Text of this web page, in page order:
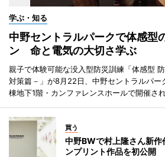
学ぶ・知る
中野セントラルパークで体感型
ン 命と電気の大切さ学ぶ
親子で体験可能な没入型防災訓練「体感型
対策篇－」が8月22日、中野セントラルパー
棟地下1階・カンファレンスホールで開催され
買う
中野BWで村上隆さん新
ンプリント作品を初公開